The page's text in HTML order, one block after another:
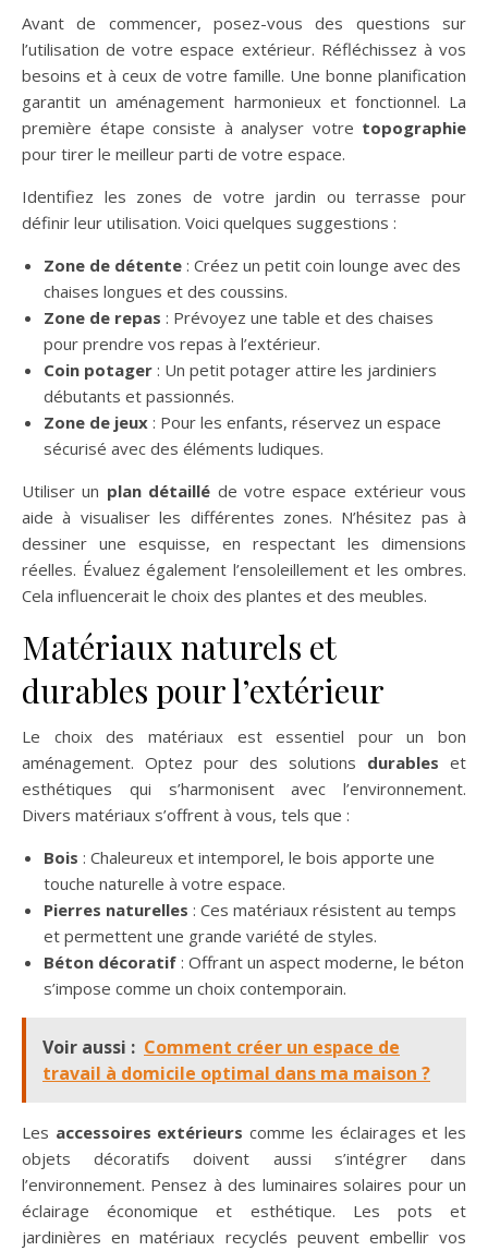
Avant de commencer, posez-vous des questions sur
l’utilisation de votre espace extérieur. Réfléchissez à vos
besoins et à ceux de votre famille. Une bonne planification
garantit un aménagement harmonieux et fonctionnel. La
première étape consiste à analyser votre topographie
pour tirer le meilleur parti de votre espace.
Identifiez les zones de votre jardin ou terrasse pour
définir leur utilisation. Voici quelques suggestions :
Zone de détente : Créez un petit coin lounge avec des
chaises longues et des coussins.
Zone de repas : Prévoyez une table et des chaises
pour prendre vos repas à l’extérieur.
Coin potager : Un petit potager attire les jardiniers
débutants et passionnés.
Zone de jeux : Pour les enfants, réservez un espace
sécurisé avec des éléments ludiques.
Utiliser un plan détaillé de votre espace extérieur vous
aide à visualiser les différentes zones. N’hésitez pas à
dessiner une esquisse, en respectant les dimensions
réelles. Évaluez également l’ensoleillement et les ombres.
Cela influencerait le choix des plantes et des meubles.
Matériaux naturels et
durables pour l’extérieur
Le choix des matériaux est essentiel pour un bon
aménagement. Optez pour des solutions durables et
esthétiques qui s’harmonisent avec l’environnement.
Divers matériaux s’offrent à vous, tels que :
Bois : Chaleureux et intemporel, le bois apporte une
touche naturelle à votre espace.
Pierres naturelles : Ces matériaux résistent au temps
et permettent une grande variété de styles.
Béton décoratif : Offrant un aspect moderne, le béton
s’impose comme un choix contemporain.
Voir aussi : Comment créer un espace de
travail à domicile optimal dans ma maison ?
Les accessoires extérieurs comme les éclairages et les
objets décoratifs doivent aussi s’intégrer dans
l’environnement. Pensez à des luminaires solaires pour un
éclairage économique et esthétique. Les pots et
jardinières en matériaux recyclés peuvent embellir vos